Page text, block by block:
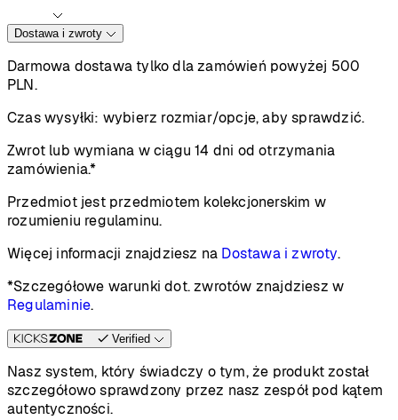
Dostawa i zwroty
Darmowa dostawa tylko dla zamówień powyżej 500
PLN.
Czas wysyłki: wybierz rozmiar/opcje, aby sprawdzić.
Zwrot lub wymiana w ciągu 14 dni od otrzymania
zamówienia.*
Przedmiot jest przedmiotem kolekcjonerskim w
rozumieniu regulaminu.
Więcej informacji znajdziesz na Dostawa i zwroty.
*Szczegółowe warunki dot. zwrotów znajdziesz w
Regulaminie.
Verified
Nasz system, który świadczy o tym, że produkt został
szczegółowo sprawdzony przez nasz zespół pod kątem
autentyczności.